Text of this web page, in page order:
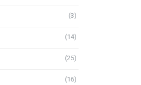
(3)
(14)
(25)
(16)